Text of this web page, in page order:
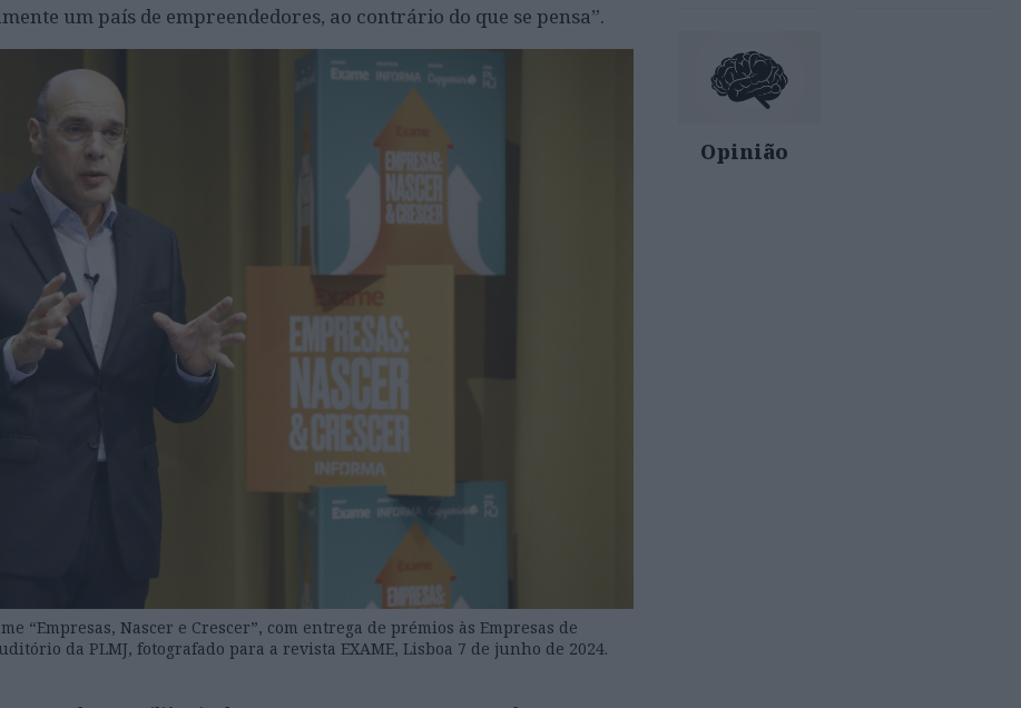
um país de empreendedores, ao contrário do que se pensa”.
“Empresas, Nascer e Crescer”, com entrega de prémios às Empresas de
da PLMJ, fotografado para a revista EXAME, Lisboa 7 de junho de 2024.
Opinião